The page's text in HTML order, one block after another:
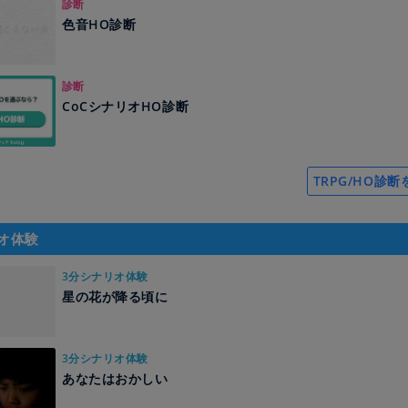
診断
色音HO診断
診断
CoCシナリオHO診断
TRPG/HO診断
体験
3分シナリオ体験
星の花が降る頃に
3分シナリオ体験
あなたはおかしい